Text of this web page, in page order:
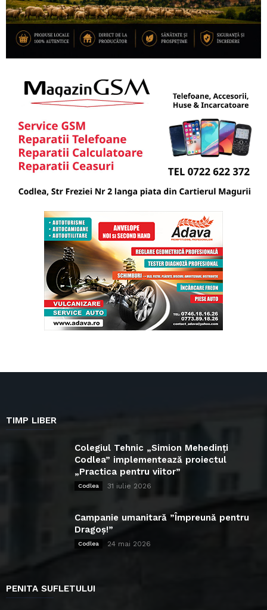
TIMP LIBER
Colegiul Tehnic „Simion Mehedinți
Codlea” implementează proiectul
„Practica pentru viitor”
Codlea 31 iulie 2026
Campanie umanitară ”Împreună pentru
Dragoș!”
Codlea 24 mai 2026
PENITA SUFLETULUI